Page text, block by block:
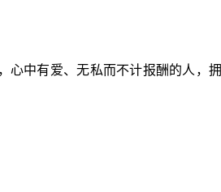
心中有爱、无私而不计报酬的人，拥